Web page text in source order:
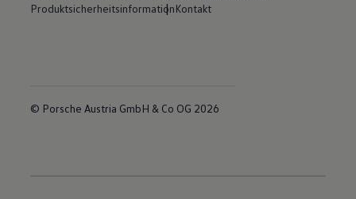
ProduktsicherheitsinformationKontakt
© Porsche Austria GmbH & Co OG 2026